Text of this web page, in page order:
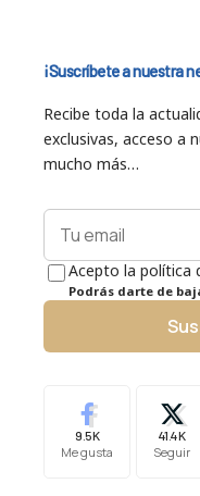
¡Suscríbete a nuestra
Recibe toda la
exclusivas, acceso a
mucho más…
Acepto la política
Podrás darte de
9.5K
Me gusta
41.4K
Seguir